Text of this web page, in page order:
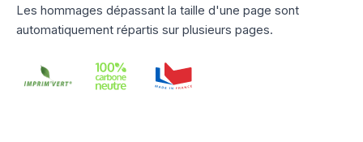
Les hommages dépassant la taille d'une page sont
automatiquement répartis sur plusieurs pages.